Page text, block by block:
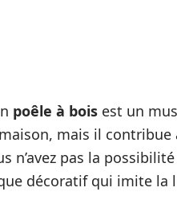
poêle à bois est un
mais il contribue
n’avez pas la
décoratif qui imite la